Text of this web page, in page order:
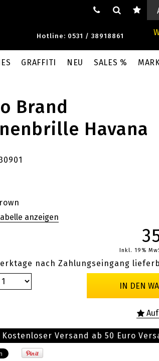
Hotline: 0531 / 38918861
GRAFFITI NEU SALES %
Brand
Havana
Inkl. 19%
nach Zahlungseingang
Kostenloser Versand ab 50 Euro